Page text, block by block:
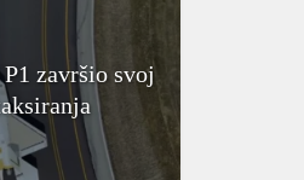
završio svoj